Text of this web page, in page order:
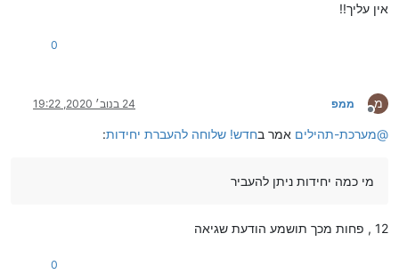
אין עליך!!
0
מ
מנותק
ממפ 24 בנוב׳ 2020, 19:22
@מערכת-תהילים אמר בחדש! שלוחה להעברת יחידות:
מי כמה יחידות ניתן להעביר
12 , פחות מכך תושמע הודעת שגיאה
0